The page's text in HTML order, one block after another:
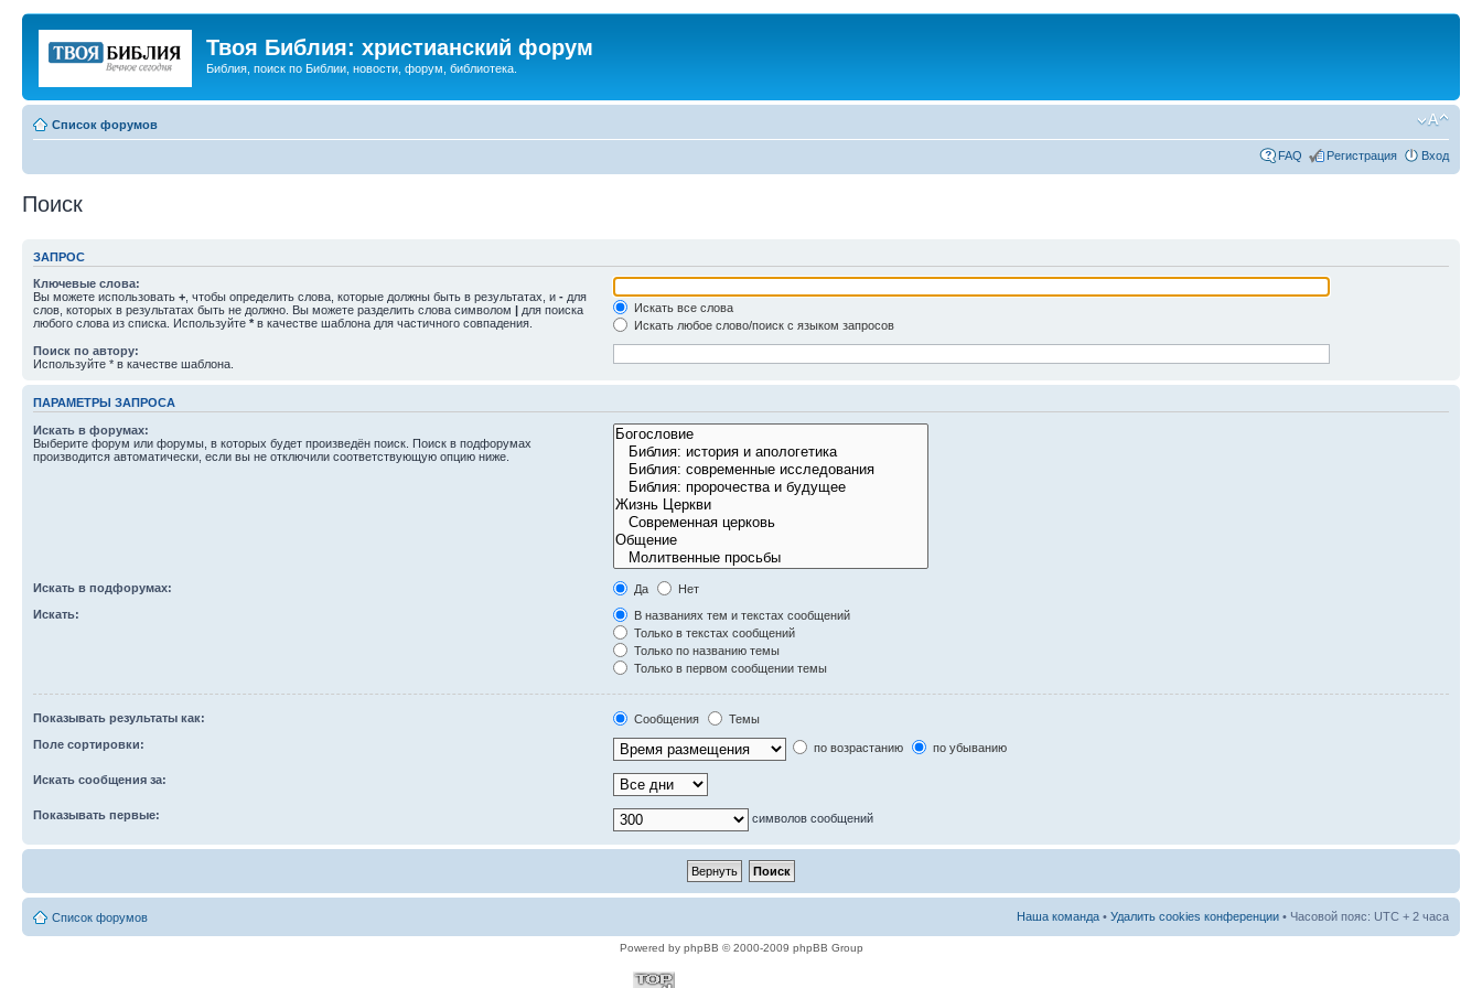
Твоя Библия: христианский форум
Библия, поиск по Библии, новости, форум, библиотека.
Список форумов
FAQ Регистрация Вход
Поиск
ЗАПРОС
Ключевые слова:
Вы можете использовать + , чтобы определить слова, которые должны быть в результатах, и - для
слов, которых в результатах быть не должно. Вы можете разделить слова символом | для поиска
любого слова из списка. Используйте * в качестве шаблона для частичного совпадения.
Искать все слова
Искать любое слово/поиск с языком запросов
Поиск по автору:
Используйте * в качестве шаблона.
ПАРАМЕТРЫ ЗАПРОСА
Искать в форумах:
Выберите форум или форумы, в которых будет произведён поиск. Поиск в подфорумах
производится автоматически, если вы не отключили соответствующую опцию ниже.
Искать в подфорумах: Да
Нет
Искать:
В названиях тем и текстах сообщений
Только в текстах сообщений
Только по названию темы
Только в первом сообщении темы
Показывать результаты как: Сообщения
Темы
Поле сортировки:
по возрастанию по убыванию
Искать сообщения за:
Показывать первые: символов сообщений
Список форумов Наша команда • Удалить cookies конференции • Часовой пояс: UTC + 2 часа
Powered by phpBB © 2000-2009 phpBB Group